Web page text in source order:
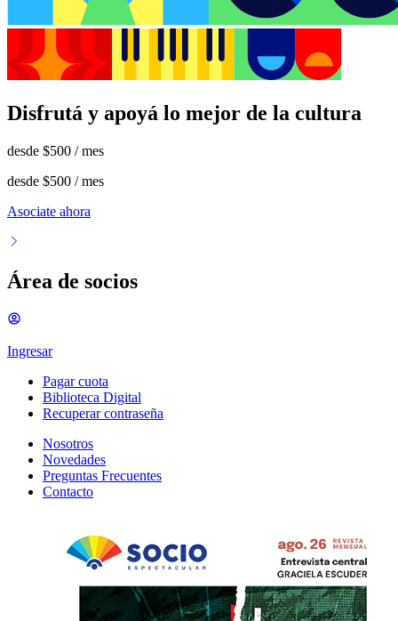
Disfrutá y apoyá lo mejor de la cultura
desde $500 / mes
desde $500 / mes
Asociate ahora
Área de socios
Ingresar
Pagar cuota
Biblioteca Digital
Recuperar contraseña
Nosotros
Novedades
Preguntas Frecuentes
Contacto